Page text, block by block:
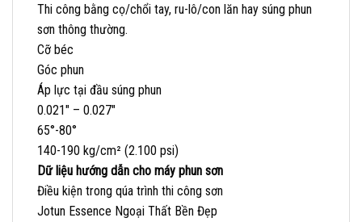
Thi công bằng cọ/chổi tay, ru-lô/con lăn hay súng phun
sơn thông thường.
Cỡ béc
Góc phun
Áp lực tại đầu súng phun
0.021″ – 0.027″
65°-80°
140-190 kg/cm² (2.100 psi)
Dữ liệu hướng dẫn cho máy phun sơn
Điều kiện trong qúa trình thi công sơn
Jotun Essence Ngoại Thất Bền Đẹp